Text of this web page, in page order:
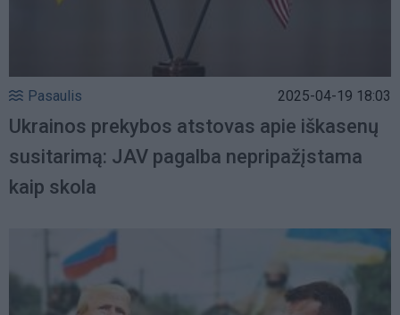
Pasaulis 2025-04-19 18:03
Ukrainos prekybos atstovas apie iškasenų
susitarimą: JAV pagalba nepripažįstama
kaip skola